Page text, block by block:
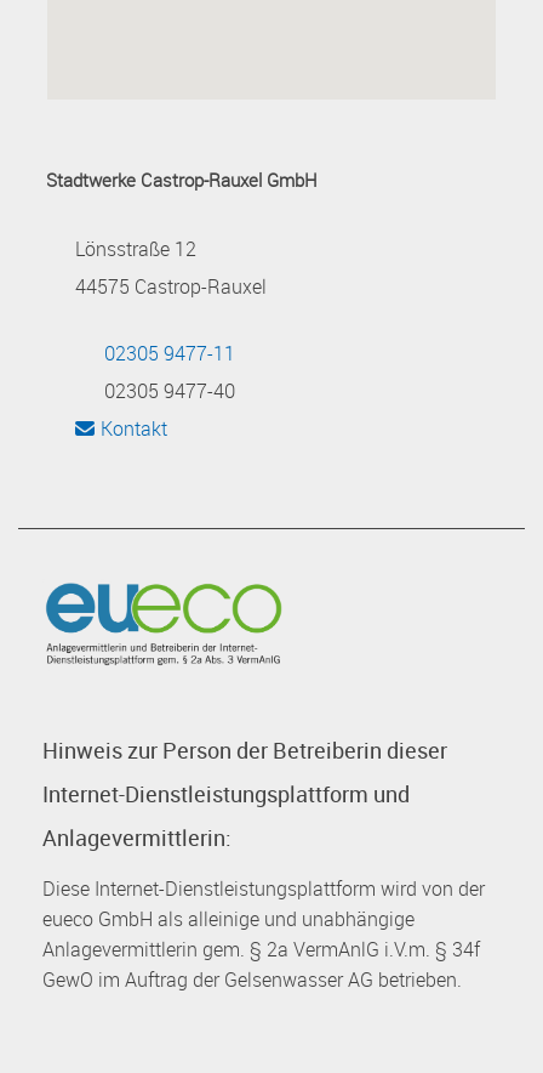
Stadtwerke Castrop-Rauxel GmbH
Lönsstraße 12
44575 Castrop-Rauxel
02305 9477-11
02305 9477-40
Kontakt
Hinweis zur Person der Betreiberin dieser
Internet-Dienstleistungsplattform und
Anlagevermittlerin:
Diese Internet-Dienstleistungsplattform wird von der
eueco GmbH als alleinige und unabhängige
Anlagevermittlerin gem. § 2a VermAnlG i.V.m. § 34f
GewO im Auftrag der Gelsenwasser AG betrieben.